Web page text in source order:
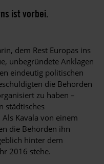
ist vorbei.
dem Rest Europas ins
unbegründete Anklagen
eindeutig politischen
die Behörden
zu haben –
städtisches
Kavala von einem
die Behörden ihn
hinter dem
2016 stehe.